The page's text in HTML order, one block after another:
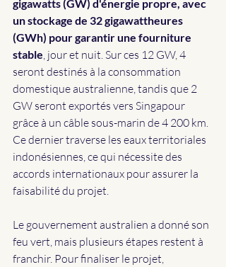
gigawatts (GW) d'énergie propre, avec
un stockage de 32 gigawattheures
(GWh) pour garantir une fourniture
stable, jour et nuit. Sur ces 12 GW, 4
seront destinés à la consommation
domestique australienne, tandis que 2
GW seront exportés vers Singapour
grâce à un câble sous-marin de 4 200 km.
Ce dernier traverse les eaux territoriales
indonésiennes, ce qui nécessite des
accords internationaux pour assurer la
faisabilité du projet.
Le gouvernement australien a donné son
feu vert, mais plusieurs étapes restent à
franchir. Pour finaliser le projet,